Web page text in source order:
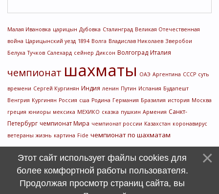
Малая Ивановка царицын Дубовка Сталинград Великая Отечественная
война Царицынский уезд 1894 Волга Владислав Николаев Зверобои
Белуха Тучков Салехард сейнер Диксон Волгоград Италия
чемпионат шахматы ОАЭ Аргентина СССР суть
времени Сергей Кургинян Индия ленин Путин Испания Будапешт
Венгрия Кургинян Россия сша Родина Германия Бразилия история Москва
греция юниоры мексика МЕХИКО сказка пушкин Армения Санкт-
Петербург чемпионат Мира чемпионат россии Казахстан коронавирус
ветераны жизнь картина Fide чемпионат по шахматам
Этот сайт использует файлы cookies для
более комфортной работы пользователя.
Продолжая просмотр страниц сайта, вы